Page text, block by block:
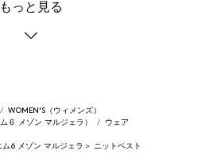
もっと見る
WOMEN'S（ウィメンズ）
６ メゾン マルジェラ）
ウェア
6 メゾン マルジェラ＞ ニットベスト